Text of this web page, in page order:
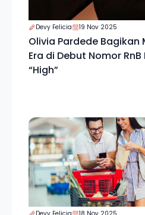
Devy Felicia 19 Nov 2025
Olivia Pardede
Era di Debut Nomor RnB Pop 90’s Berjudul
“High”